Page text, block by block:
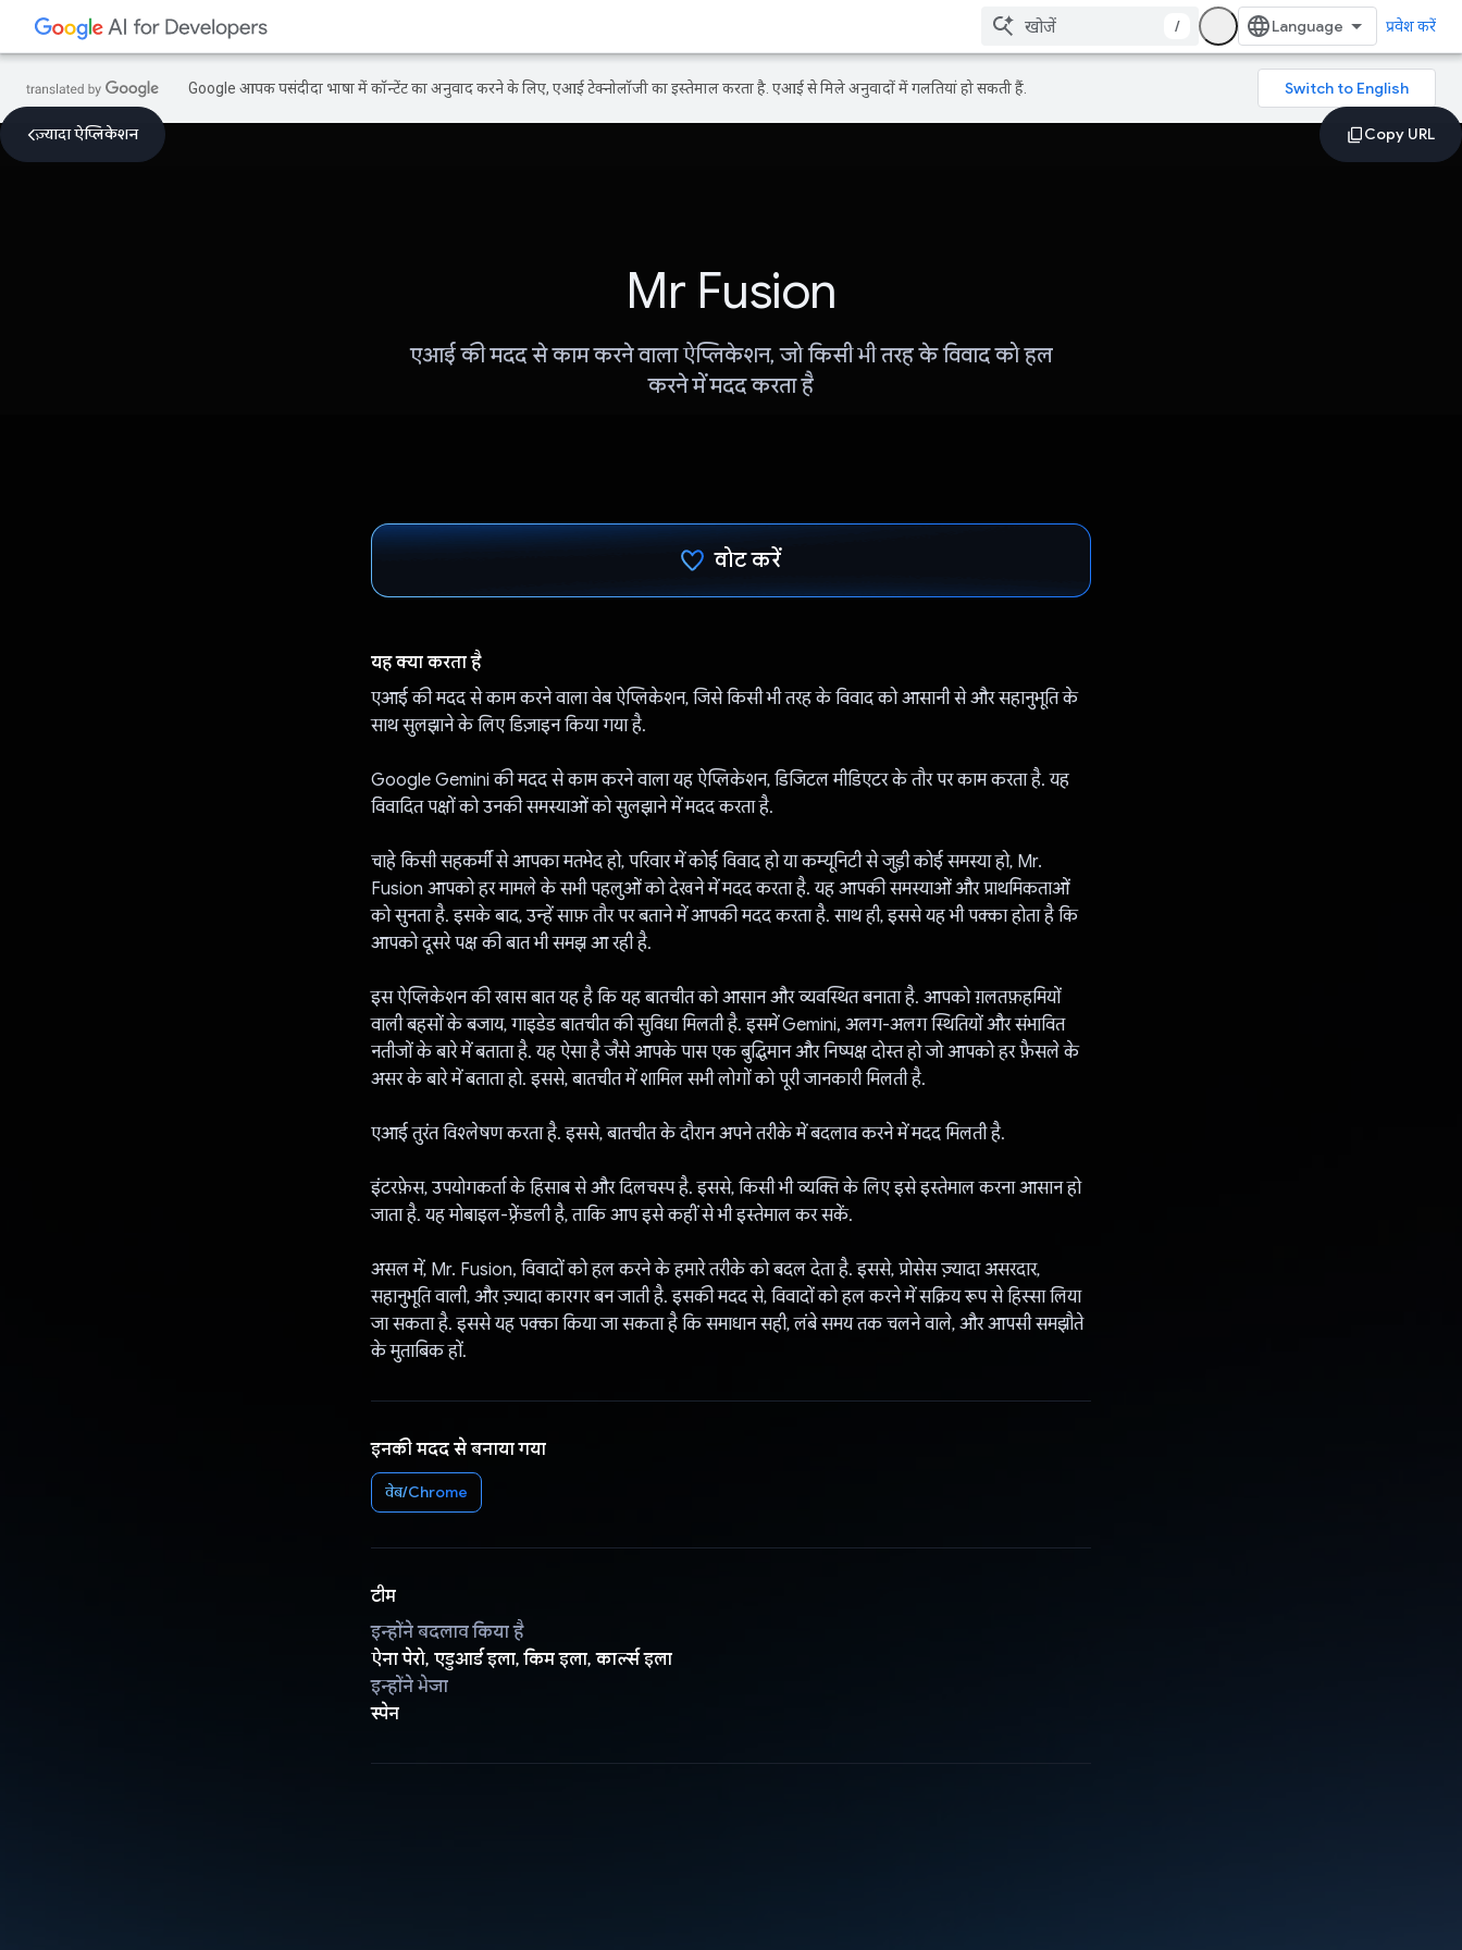
/ प्रवेश करें
Google आपकी पसंदीदा भाषा में कॉन्टेंट का अनुवाद करने के लिए, एआई टेक्नोलॉजी का इस्तेमाल करता है. एआई से मिले अनुवादों में गलतियां हो सकती हैं.
ज़्यादा ऐप्लिकेशन
Mr Fusion
एआई की मदद से काम करने वाला ऐप्लिकेशन, जो किसी भी तरह के विवाद को हल
करने में मदद करता है
वोट करें
यह क्या करता है
एआई की मदद से काम करने वाला वेब ऐप्लिकेशन, जिसे किसी भी तरह के विवाद को आसानी से और सहानुभूति के
साथ सुलझाने के लिए डिज़ाइन किया गया है.
Google Gemini की मदद से काम करने वाला यह ऐप्लिकेशन, डिजिटल मीडिएटर के तौर पर काम करता है. यह
विवादित पक्षों को उनकी समस्याओं को सुलझाने में मदद करता है.
चाहे किसी सहकर्मी से आपका मतभेद हो, परिवार में कोई विवाद हो या कम्यूनिटी से जुड़ी कोई समस्या हो, Mr.
Fusion आपको हर मामले के सभी पहलुओं को देखने में मदद करता है. यह आपकी समस्याओं और प्राथमिकताओं
को सुनता है. इसके बाद, उन्हें साफ़ तौर पर बताने में आपकी मदद करता है. साथ ही, इससे यह भी पक्का होता है कि
आपको दूसरे पक्ष की बात भी समझ आ रही है.
इस ऐप्लिकेशन की खास बात यह है कि यह बातचीत को आसान और व्यवस्थित बनाता है. आपको ग़लतफ़हमियों
वाली बहसों के बजाय, गाइडेड बातचीत की सुविधा मिलती है. इसमें Gemini, अलग-अलग स्थितियों और संभावित
नतीजों के बारे में बताता है. यह ऐसा है जैसे आपके पास एक बुद्धिमान और निष्पक्ष दोस्त हो जो आपको हर फ़ैसले के
असर के बारे में बताता हो. इससे, बातचीत में शामिल सभी लोगों को पूरी जानकारी मिलती है.
एआई तुरंत विश्लेषण करता है. इससे, बातचीत के दौरान अपने तरीके में बदलाव करने में मदद मिलती है.
इंटरफ़ेस, उपयोगकर्ता के हिसाब से और दिलचस्प है. इससे, किसी भी व्यक्ति के लिए इसे इस्तेमाल करना आसान हो
जाता है. यह मोबाइल-फ़्रेंडली है, ताकि आप इसे कहीं से भी इस्तेमाल कर सकें.
असल में, Mr. Fusion, विवादों को हल करने के हमारे तरीके को बदल देता है. इससे, प्रोसेस ज़्यादा असरदार,
सहानुभूति वाली, और ज़्यादा कारगर बन जाती है. इसकी मदद से, विवादों को हल करने में सक्रिय रूप से हिस्सा लिया
जा सकता है. इससे यह पक्का किया जा सकता है कि समाधान सही, लंबे समय तक चलने वाले, और आपसी समझौते
के मुताबिक हों.
इनकी मदद से बनाया गया
वेब/Chrome
टीम
इन्होंने बदलाव किया है
ऐना पेरो, एडुआर्ड इला, किम इला, कार्ल्स इला
इन्होंने भेजा
स्पेन